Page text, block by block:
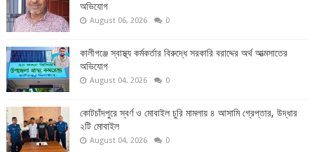
অভিযোগ
August 06, 2026 0
কালীগঞ্জে স্বাস্থ্য কর্মকর্তার বিরুদ্ধে সরকারি বরাদ্দের অর্থ আত্মসাতের
অভিযোগ
August 04, 2026 0
কোটচাঁদপুরে স্বর্ণ ও মোবাইল চুরি মামলায় ৪ আসামি গ্রেপ্তার, উদ্ধার
২টি মোবাইল
August 04, 2026 0